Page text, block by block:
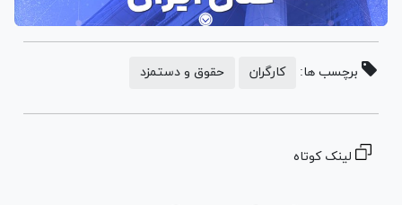
برچسب ها: کارگران حقوق و دستمزد
لینک کوتاه